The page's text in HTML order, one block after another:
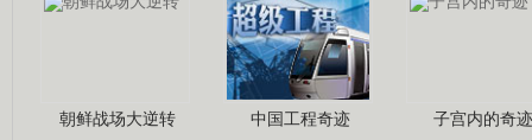
朝鲜战场大逆转 中国工程奇迹 子宫内的奇迹